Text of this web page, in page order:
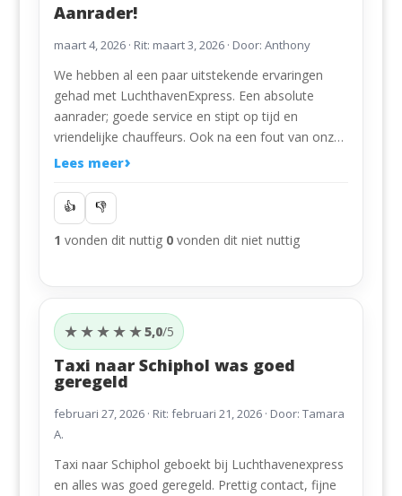
Aanrader!
maart 4, 2026· Rit: maart 3, 2026 · Door: Anthony
We hebben al een paar uitstekende ervaringen
gehad met LuchthavenExpress. Een absolute
aanrader; goede service en stipt op tijd en
vriendelijke chauffeurs. Ook na een fout van onze
kant werden ophaaldag en tijd van Schiphol snel
daarvoor! 🙏🏻 Bij onze volgende reis vanaf
Schiphol zijn we weer van de partij! 😃
Lees meer
👍 👎
1 vonden dit nuttig 0vonden dit niet nuttig
★★★★★5,0/5
Taxi naar Schiphol was goed
geregeld
februari 27, 2026· Rit: februari 21, 2026 · Door: Tamara
A.
Taxi naar Schiphol geboekt bij Luchthavenexpress
en alles was goed geregeld. Prettig contact, fijne